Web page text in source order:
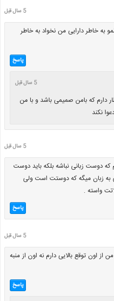
5 سال قبل
خاطر دارایی من نخواد به خاطر
پاسخ
5 سال قبل
دارم که بامن صمیمی باشد و با من
نکند
5 سال قبل
دوست زبانی نباشه بلکه باید دوست
به زبان میگه که دوستت است ولی
واسته .
پاسخ
5 سال قبل
اون توقع بالایی دارم نه اون از منبه
پاسخ